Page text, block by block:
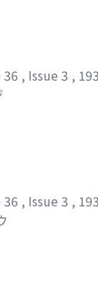
, Issue 3 ,
, Issue 3 ,